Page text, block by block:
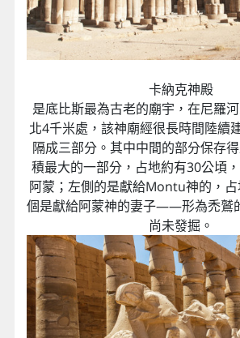
卡納克神殿
是底比斯最為古老的廟宇，在尼羅
北4千米處，該神廟經很長時間陸續
隔成三部分。其中中間的部分保存
積最大的一部分，占地約有30公頃
阿蒙；左側的是獻給Montu神的，
個是獻給阿蒙神的妻子——形為禿鷲
尚未發掘。